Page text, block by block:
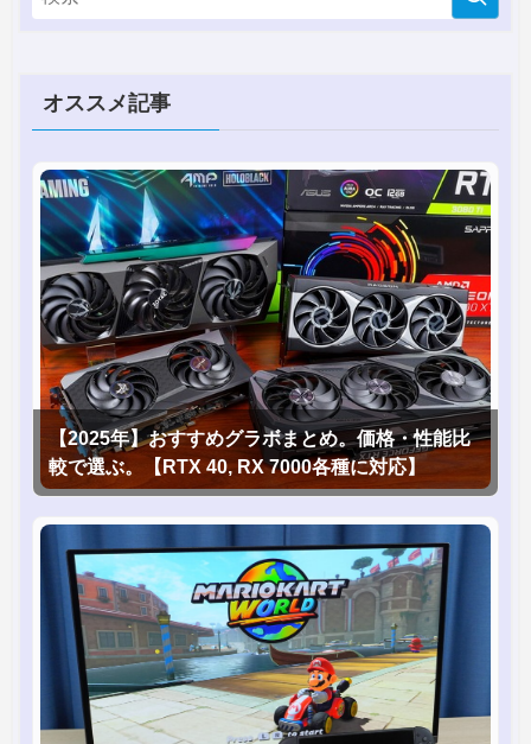
オススメ記事
【2025年】おすすめグラボまとめ。価格・性能比
較で選ぶ。【RTX 40, RX 7000各種に対応】